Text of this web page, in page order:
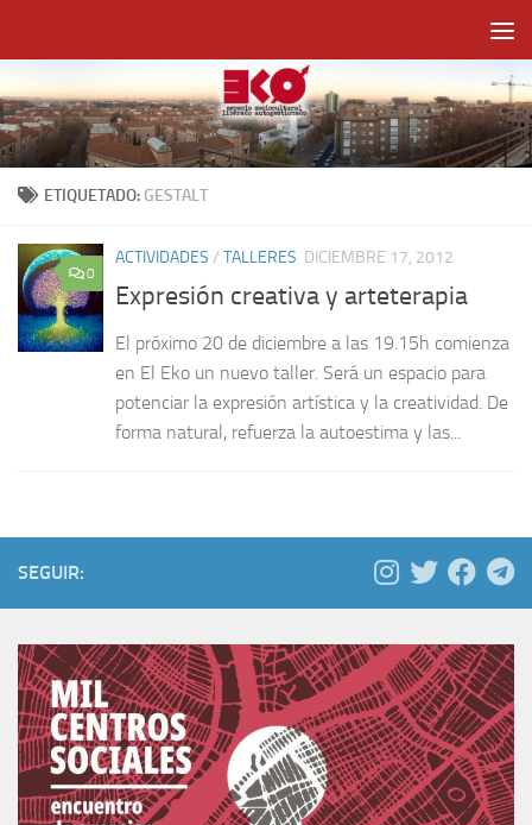
ETIQUETADO: GESTALT
0
ACTIVIDADES / TALLERES DICIEMBRE 17, 2012
Expresión creativa y arteterapia
El próximo 20 de diciembre a las 19.15h comienza
en El Eko un nuevo taller. Será un espacio para
potenciar la expresión artística y la creatividad. De
forma natural, refuerza la autoestima y las...
SEGUIR: